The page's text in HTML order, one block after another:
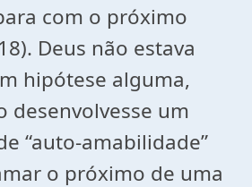
com o próximo
Deus não estava
hipótese alguma,
desenvolvesse um
“auto-amabilidade”
o próximo de uma